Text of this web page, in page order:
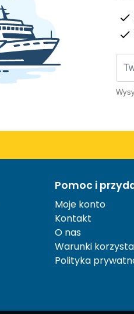
Pomoc i
Moje konto
Kontakt
O nas
Warunki
Polityka